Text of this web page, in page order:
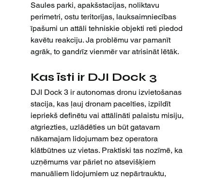
Saules parki, apakšstacijas, noliktavu
perimetri, ostu teritorijas, lauksaimniecības
īpašumi un attāli tehniskie objekti reti piedod
kavētu reakciju. Ja problēmu var pamanīt
agrāk, to gandrīz vienmēr var atrisināt lētāk.
Kas īsti ir DJI Dock 3
DJI Dock 3 ir autonomas dronu izvietošanas
stacija, kas ļauj dronam pacelties, izpildīt
iepriekš definētu vai attālināti palaistu misiju,
atgriezties, uzlādēties un būt gatavam
nākamajam lidojumam bez operatora
klātbūtnes uz vietas. Praktiski tas nozīmē, ka
uzņēmums var pāriet no atsevišķiem
manuāliem lidojumiem uz nepārtrauktu,